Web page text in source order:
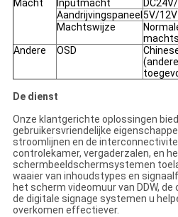
Macht
Inputmacht
Aandrijvingspaneel 5V/12V
Machtswijze
Andere
OSD
De dienst
Onze klantgerichte oplossingen
gebruikersvriendelijke
stroomlijnen en de
controlekamer, vergaderzalen, en
schermbeeldschermsystemen
waaier van inhoudstypes en
het scherm videomuur van DDW,
de digitale signage systemen u
overkomen effectiever.